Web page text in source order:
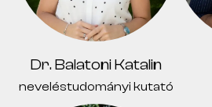
Dr. Balatoni Katalin
neveléstudományi kutató